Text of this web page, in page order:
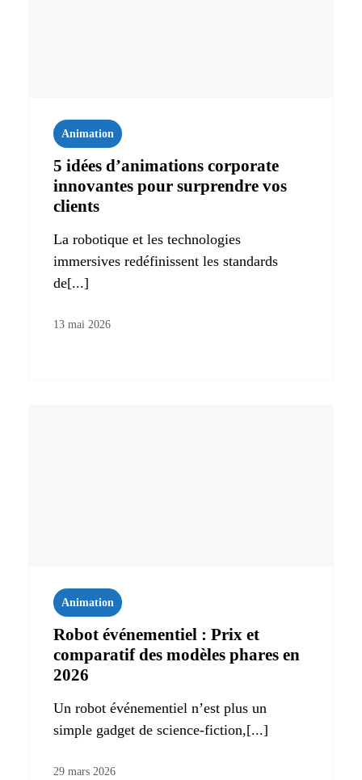
Animation
5 idées d’animations corporate
innovantes pour surprendre vos
clients
La robotique et les technologies
immersives redéfinissent les standards
de[...]
13 mai 2026
Animation
Robot événementiel : Prix et
comparatif des modèles phares en
2026
Un robot événementiel n’est plus un
simple gadget de science-fiction,[...]
29 mars 2026